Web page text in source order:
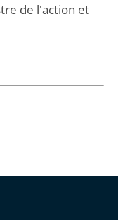
de l'action et